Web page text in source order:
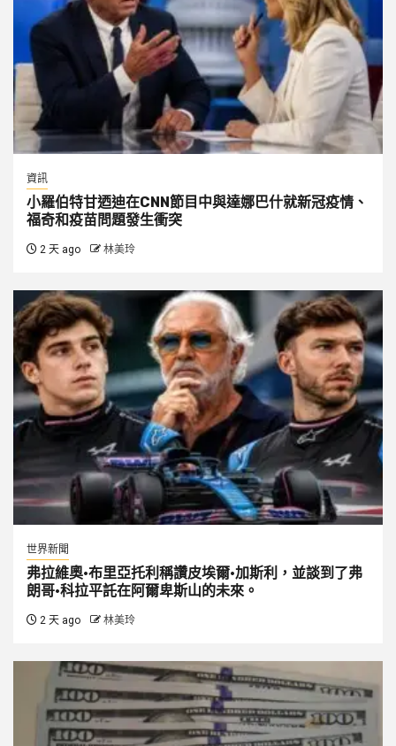
資訊
小羅伯特甘迺迪在CNN節目中與達娜巴什就新冠疫情、
福奇和疫苗問題發生衝突
2 天 ago 林美玲
世界新聞
弗拉維奧·布里亞托利稱讚皮埃爾·加斯利，並談到了弗
朗哥·科拉平託在阿爾卑斯山的未來。
2 天 ago 林美玲